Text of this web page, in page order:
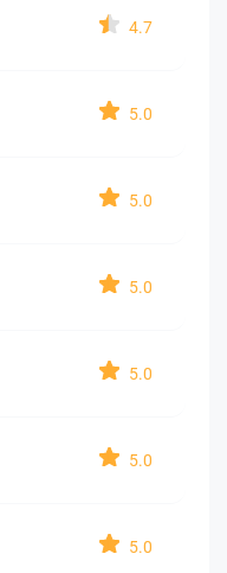
4.7
5.0
5.0
5.0
5.0
5.0
5.0